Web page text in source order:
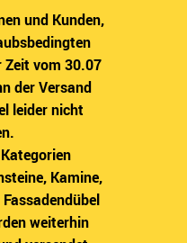
und Kunden,
Zeit vom 30.07
der Versand
leider nicht
Kamine,
weiterhin